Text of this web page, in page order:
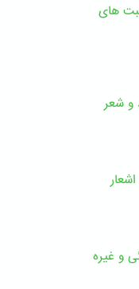
های
و شعر
و غیره